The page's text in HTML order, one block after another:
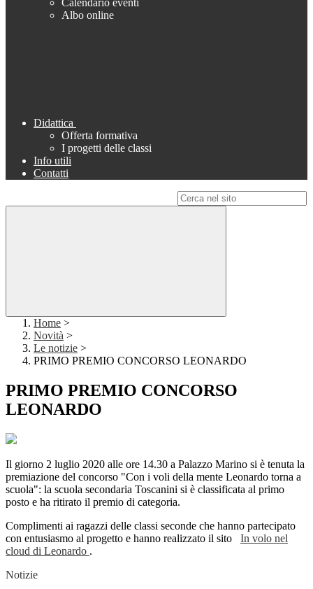
Calendario eventi
Albo online
Didattica
Offerta formativa
I progetti delle classi
Info utili
Contatti
Home >
Novità >
Le notizie >
PRIMO PREMIO CONCORSO LEONARDO
PRIMO PREMIO CONCORSO
LEONARDO
Il giorno 2 luglio 2020 alle ore 14.30 a Palazzo Marino si è tenuta la
premiazione del concorso "Con i voli della mente Leonardo torna a
scuola": la scuola secondaria Toscanini si è classificata al primo
posto e ha ritirato il premio di categoria.
Complimenti ai ragazzi delle classi seconde che hanno partecipato
con entusiasmo al progetto e hanno realizzato il sito In volo nel
cloud di Leonardo .
Notizie